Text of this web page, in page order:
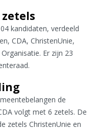
kandidaten, verdeeld
CDA, ChristenUnie,
Er zijn 23
de
volgt met 6 zetels. De
zetels ChristenUnie en